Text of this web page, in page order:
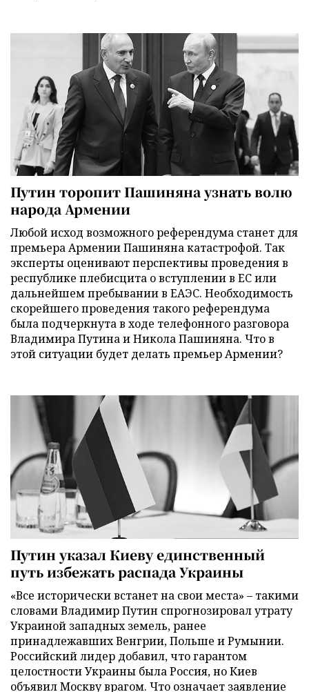
Путин торопит Пашиняна узнать волю
народа Армении
Любой исход возможного референдума станет для
премьера Армении Пашиняна катастрофой. Так
эксперты оценивают перспективы проведения в
республике плебисцита о вступлении в ЕС или
дальнейшем пребывании в ЕАЭС. Необходимость
скорейшего проведения такого референдума
была подчеркнута в ходе телефонного разговора
Владимира Путина и Никола Пашиняна. Что в
этой ситуации будет делать премьер Армении?
Путин указал Киеву единственный
путь избежать распада Украины
«Все исторически встанет на свои места» – такими
словами Владимир Путин спрогнозировал утрату
Украиной западных земель, ранее
принадлежавших Венгрии, Польше и Румынии.
Российский лидер добавил, что гарантом
целостности Украины была Россия, но Киев
объявил Москву врагом. Что означает заявление